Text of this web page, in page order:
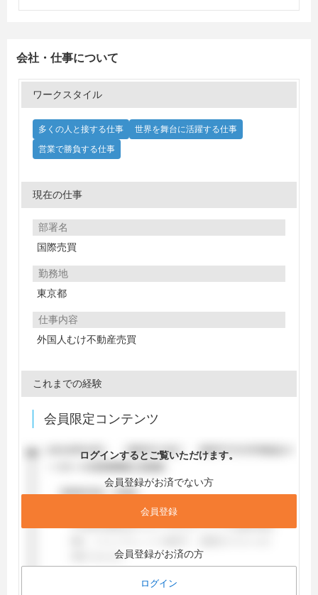
会社・仕事について
ワークスタイル
多くの人と接する仕事
世界を舞台に活躍する仕事
営業で勝負する仕事
現在の仕事
部署名
国際売買
勤務地
東京都
仕事内容
外国人むけ不動産売買
これまでの経験
会員限定コンテンツ
ログインするとご覧いただけます。
会員登録がお済でない方
会員登録
会員登録がお済の方
ログイン